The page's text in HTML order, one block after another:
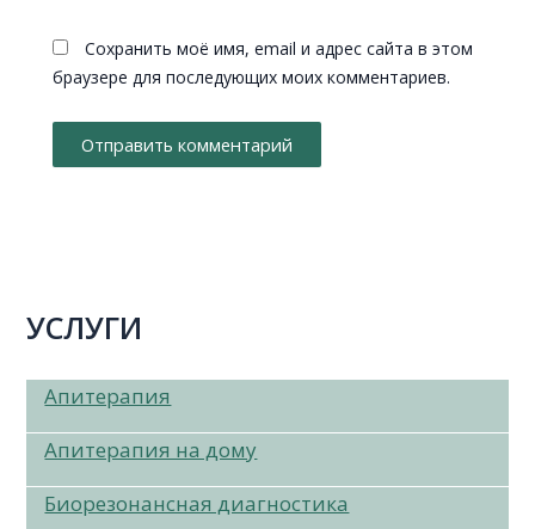
УСЛУГИ
Апитерапия
Апитерапия на дому
Биорезонансная диагностика
Сохранить моё имя, email и адрес сайта в этом
браузере для последующих моих комментариев.